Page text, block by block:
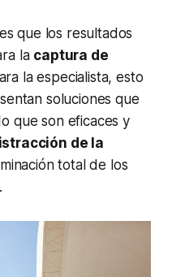
es que los resultados
la captura de
la especialista, esto
soluciones que
que son eficaces y
de la
total de los
.